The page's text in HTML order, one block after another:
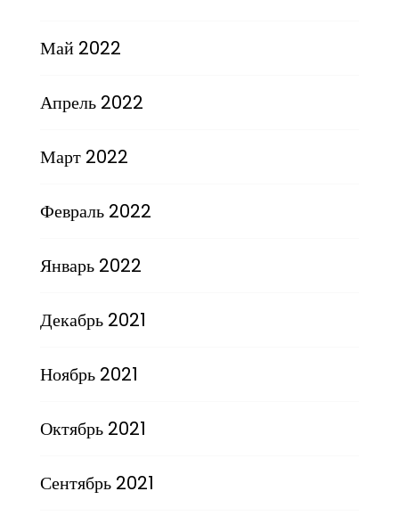
Май 2022
Апрель 2022
Март 2022
Февраль 2022
Январь 2022
Декабрь 2021
Ноябрь 2021
Октябрь 2021
Сентябрь 2021